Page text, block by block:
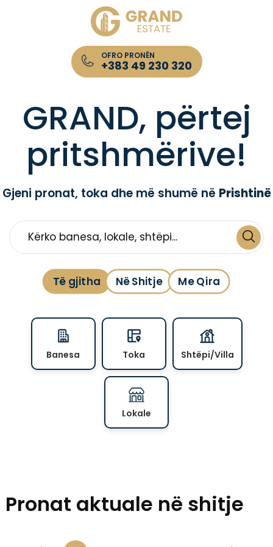
OFRO PRONËN
+383 49 230 320
Kompania për Patundshmëri GRAND Estate
GRAND, përtej
pritshmërive!
Gjeni pronat, toka dhe më shumë në Prishtinë
Të gjitha Në Shitje Me Qira
Banesa Toka Shtëpi/Villa
Lokale
Pronat aktuale në shitje